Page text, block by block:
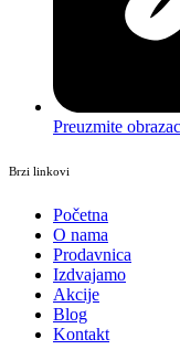
Preuzmite
Brzi linkovi
Početna
O nama
Prodavnica
Izdvajamo
Akcije
Blog
Kontakt